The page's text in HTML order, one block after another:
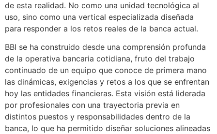
de esta realidad. No como una unidad tecnológica al
uso, sino como una vertical especializada diseñada
para responder a los retos reales de la banca actual.
BBI se ha construido desde una comprensión profunda
de la operativa bancaria cotidiana, fruto del trabajo
continuado de un equipo que conoce de primera mano
las dinámicas, exigencias y retos a los que se enfrentan
hoy las entidades financieras. Esta visión está liderada
por profesionales con una trayectoria previa en
distintos puestos y responsabilidades dentro de la
banca, lo que ha permitido diseñar soluciones alineadas